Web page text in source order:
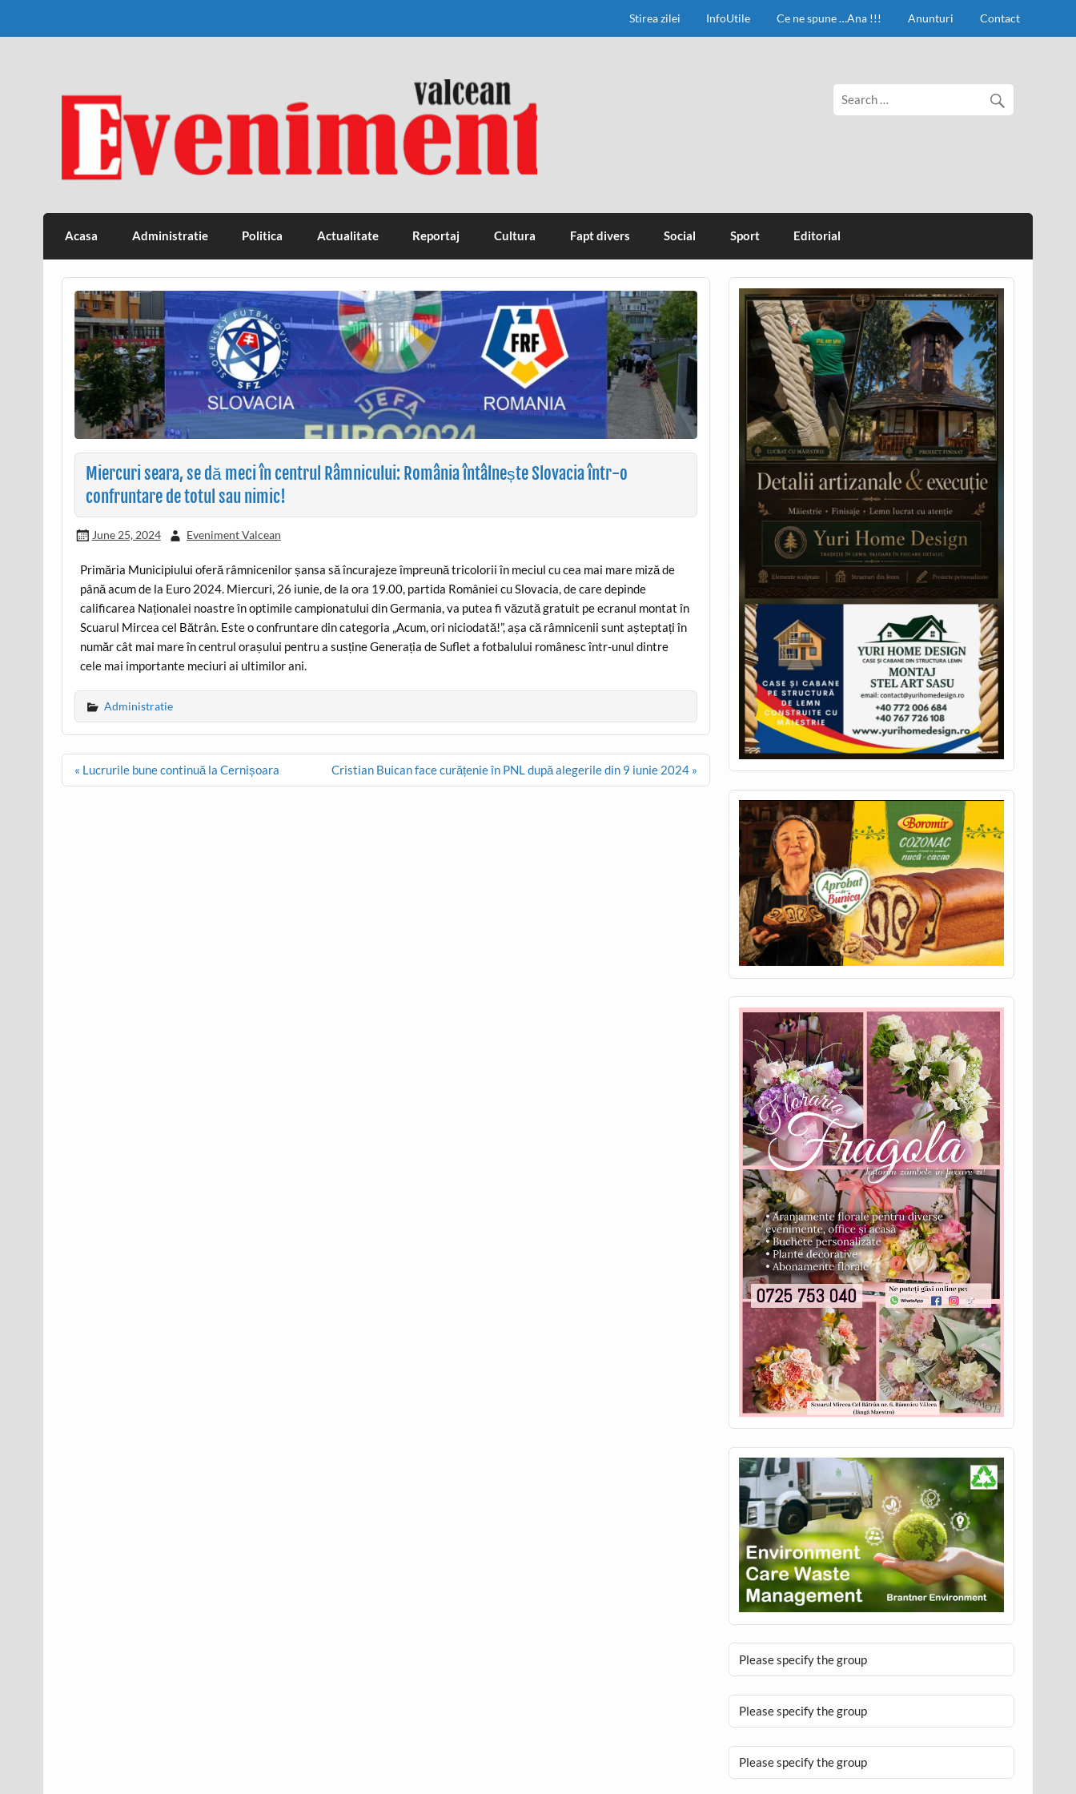
Stirea zilei InfoUtile Ce ne spune …Ana !!! Anunturi Contact
Eveniment Valcean
Acasa Administratie Politica Actualitate Reportaj Cultura Fapt divers Social Sport Editorial
Miercuri seara, se dă meci în centrul Râmnicului: România întâlnește Slovacia într-o
confruntare de totul sau nimic!
June 25, 2024 Eveniment Valcean
Primăria Municipiului oferă râmnicenilor șansa să încurajeze împreună tricolorii în meciul cu cea mai mare miză de
până acum de la Euro 2024. Miercuri, 26 iunie, de la ora 19.00, partida României cu Slovacia, de care depinde
calificarea Naționalei noastre în optimile campionatului din Germania, va putea fi văzută gratuit pe ecranul montat în
Scuarul Mircea cel Bătrân. Este o confruntare din categoria „Acum, ori niciodată!”, așa că râmnicenii sunt așteptați în
număr cât mai mare în centrul orașului pentru a susține Generația de Suflet a fotbalului românesc într-unul dintre
cele mai importante meciuri ai ultimilor ani.
Administratie
Post
« Lucrurile bune continuă la Cernișoara Cristian Buican face curățenie în PNL după alegerile din 9 iunie 2024 »
Please specify the group
Please specify the group
Please specify the group